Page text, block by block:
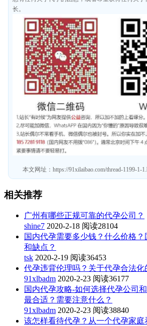
长。
本文网址： https://91xilaibao.com/thread-1199-1-
相关推荐
广州有哪些正规可靠的代孕公司？
shine7 2020-2-18 阅读28104
国内代孕需要多少钱？什么价格
和缺点？
tsk 2020-2-19 阅读36453
代孕违背伦理吗？关于代孕合法化
91xlbadm 2020-2-23 阅读36177
国内代孕攻略-如何选择代孕公司
最合适？需要注意什么？
91xlbadm 2020-2-23 阅读38840
该怎样看待代孕？从一个代孕家庭